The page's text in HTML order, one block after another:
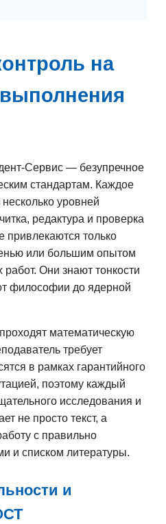
на
выполнения
Сервис — безупречное
стандартам. Каждое
уровней
редактура и проверка
привлекаются только
или большим опытом
работ. Они знают тонкости
философии до ядерной
математическую
требует
в рамках гарантийного
поэтому каждый
исследования и
не просто текст, а
с правильно
и списком литературы.
и